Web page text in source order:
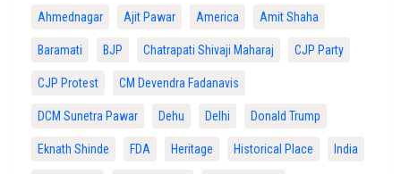
Ahmednagar Ajit Pawar America Amit Shaha
Baramati BJP Chatrapati Shivaji Maharaj CJP Party
CJP Protest CM Devendra Fadanavis
DCM Sunetra Pawar Dehu Delhi Donald Trump
Eknath Shinde FDA Heritage Historical Place India